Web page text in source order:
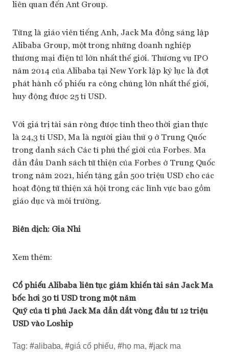
liên quan đến Ant Group.
Từng là giáo viên tiếng Anh, Jack Ma đồng sáng lập
Alibaba Group, một trong những doanh nghiệp
thương mại điện tử lớn nhất thế giới. Thương vụ IPO
năm 2014 của Alibaba tại New York lập kỷ lục là đợt
phát hành cổ phiếu ra công chúng lớn nhất thế giới,
huy động được 25 tỉ USD.
Với giá trị tài sản ròng được tính theo thời gian thực
là 24,3 tỉ USD, Ma là người giàu thứ 9 ở Trung Quốc
trong danh sách Các tỉ phú thế giới của Forbes. Ma
dẫn đầu Danh sách từ thiện của Forbes ở Trung Quốc
trong năm 2021, hiến tặng gần 500 triệu USD cho các
hoạt động từ thiện xã hội trong các lĩnh vực bao gồm
giáo dục và môi trường.
Biên dịch: Gia Nhi
Xem thêm:
Cổ phiếu Alibaba liên tục giảm khiến tài sản Jack Ma
bốc hơi 30 tỉ USD trong một năm
Quỹ của tỉ phú Jack Ma dẫn dắt vòng đầu tư 12 triệu
USD vào Loship
Tag: #alibaba,#giá cổ phiếu,#họ ma, #jack ma